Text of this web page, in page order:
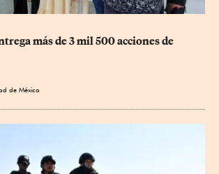
más de 3 mil 500 acciones de
de México